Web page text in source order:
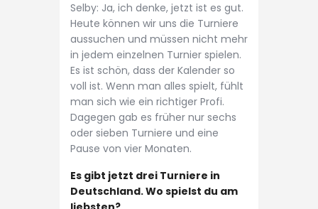
Selby: Ja, ich denke, jetzt ist es gut.
Heute können wir uns die Turniere
aussuchen und müssen nicht mehr
in jedem einzelnen Turnier spielen.
Es ist schön, dass der Kalender so
voll ist. Wenn man alles spielt, fühlt
man sich wie ein richtiger Profi.
Dagegen gab es früher nur sechs
oder sieben Turniere und eine
Pause von vier Monaten.
Es gibt jetzt drei Turniere in
Deutschland. Wo spielst du am